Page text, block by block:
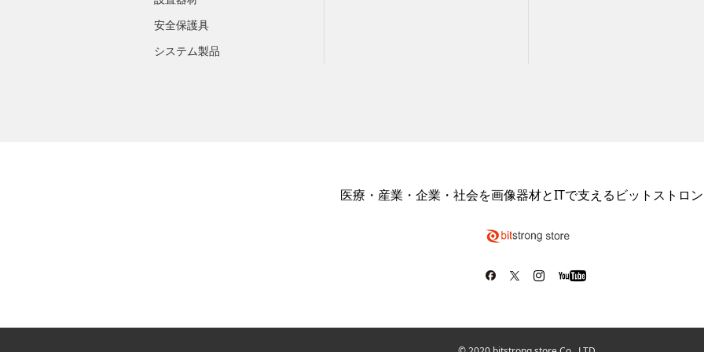
安全保護具
システム製品
医療・産業・企業・社会を画像器材とITで支えるビットストロ